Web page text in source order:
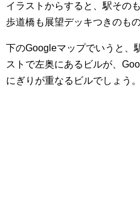
イラストからすると、駅その
歩道橋も展望デッキつきのも
下のGoogleマップでいうと、
ストで左奥にあるビルが、
にぎりが重なるビルでしょう。